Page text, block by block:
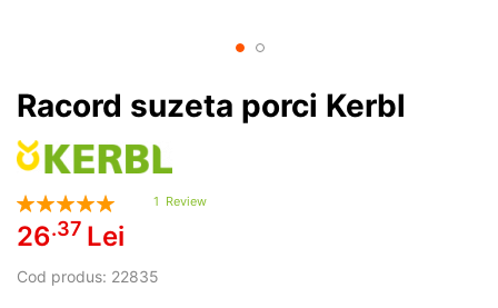
Racord suzeta porci Kerbl
Rating:
100
% of 100
1 Review
26.37 Lei
Cod produs: 22835